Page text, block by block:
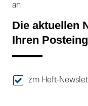
an
Die aktuellen
Ihren
zm Heft-